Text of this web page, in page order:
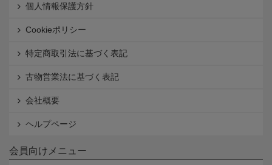
個人情報保護方針
Cookieポリシー
特定商取引法に基づく表記
古物営業法に基づく表記
会社概要
ヘルプページ
会員向けメニュー